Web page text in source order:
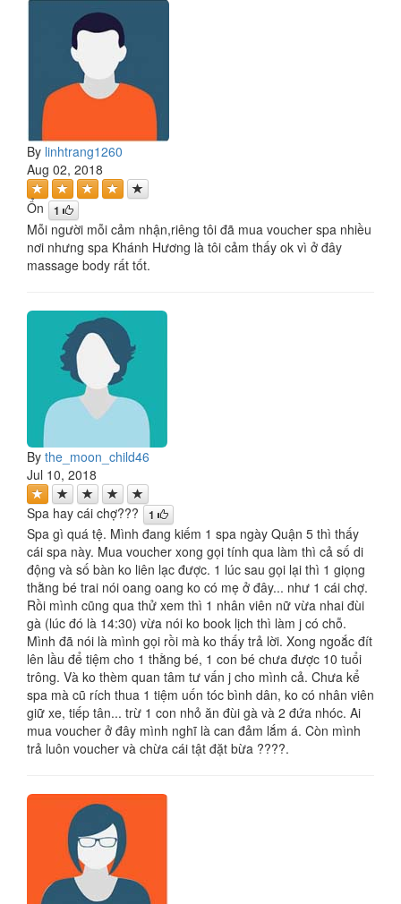
By linhtrang1260
Aug 02, 2018
Ổn 1
Mỗi người mỗi cảm nhận,riêng tôi đã mua voucher spa nhiều
nơi nhưng spa Khánh Hương là tôi cảm thấy ok vì ở đây
massage body rất tốt.
By the_moon_child46
Jul 10, 2018
Spa hay cái chợ??? 1
Spa gì quá tệ. Mình đang kiếm 1 spa ngày Quận 5 thì thấy
cái spa này. Mua voucher xong gọi tính qua làm thì cả số di
động và số bàn ko liên lạc được. 1 lúc sau gọi lại thì 1 giọng
thằng bé trai nói oang oang ko có mẹ ở đây... như 1 cái chợ.
Rồi mình cũng qua thử xem thì 1 nhân viên nữ vừa nhai đùi
gà (lúc đó là 14:30) vừa nói ko book lịch thì làm j có chỗ.
Mình đã nói là mình gọi rồi mà ko thấy trả lời. Xong ngoắc đít
lên lầu để tiệm cho 1 thằng bé, 1 con bé chưa được 10 tuổi
trông. Và ko thèm quan tâm tư vấn j cho mình cả. Chưa kể
spa mà cũ rích thua 1 tiệm uốn tóc bình dân, ko có nhân viên
giữ xe, tiếp tân... trừ 1 con nhỏ ăn đùi gà và 2 đứa nhóc. Ai
mua voucher ở đây mình nghĩ là can đảm lắm á. Còn mình
trả luôn voucher và chừa cái tật đặt bừa ????.